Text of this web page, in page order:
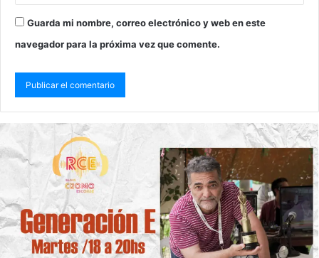
Guarda mi nombre, correo electrónico y web en este
navegador para la próxima vez que comente.